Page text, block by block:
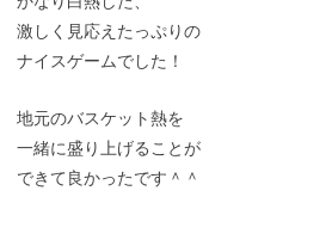
激しく見応えたっぷりの
ナイスゲームでした！
地元のバスケット熱を
一緒に盛り上げることが
できて良かったです＾＾